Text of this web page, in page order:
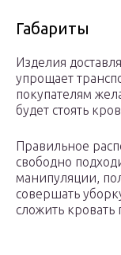
Габариты
Изделия
упрощает
покупателям
будет стоять
Правильное
свободно
манипуляции,
совершать
сложить